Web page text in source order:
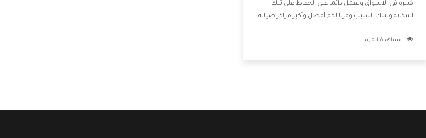
كبيرة فى الاسواق وتعمل دائما على الحفاظ على تلك
المكانه ولتلك السبب وفرنا لكم أفضل وأكبر مراكز صيانة
ويستطيع القيام بتصليح جميع المنتجات دون اى ازعاج
مشاهدة المزيد